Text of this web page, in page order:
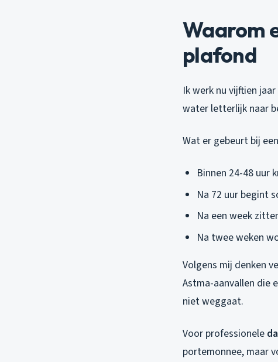
Waarom
plafond
Ik werk nu vijftien
water letterlijk naar
Wat er gebeurt bij
Binnen 24-48 uur
Na 72 uur begint
Na een week
Na twee weken
Volgens mij denken
Astma-aanvallen die
niet weggaat.
Voor professionele
portemonnee, maar